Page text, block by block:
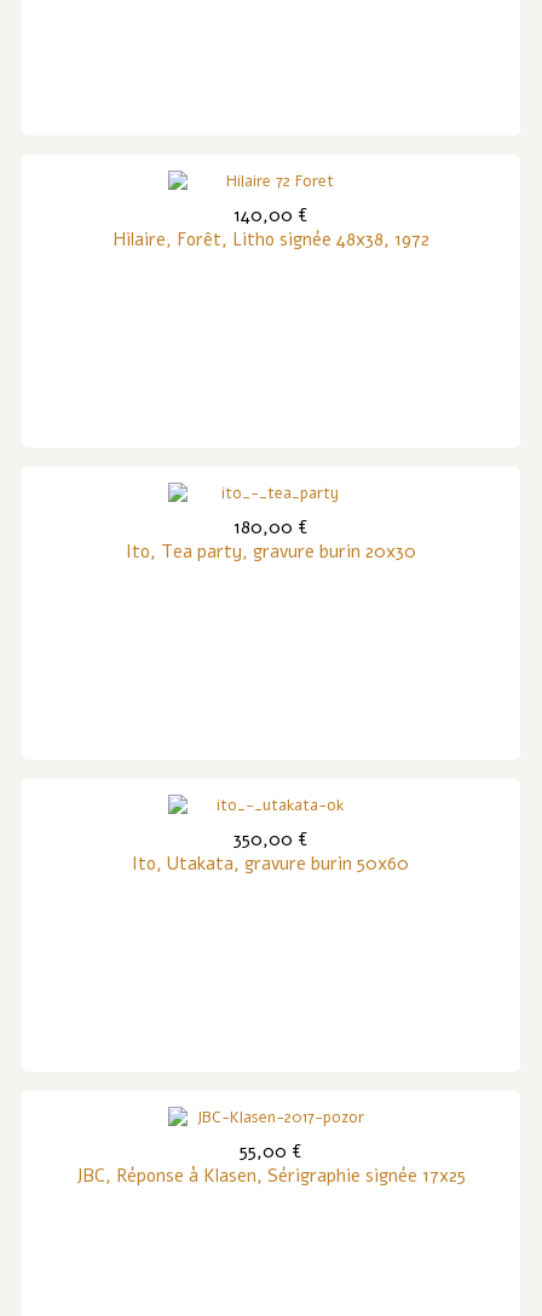
140,00 €
Hilaire, Forêt, Litho signée 48x38, 1972
180,00 €
Ito, Tea party, gravure burin 20x30
350,00 €
Ito, Utakata, gravure burin 50x60
55,00 €
JBC, Réponse à Klasen, Sérigraphie signée 17x25